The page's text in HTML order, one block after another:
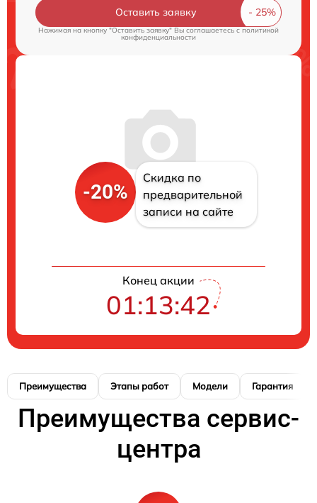
Оставить заявку
Нажимая на кнопку "Оставить заявку" Вы соглашаетесь cполитикой
конфиденциальности
-20%
Скидка по
предварительной
записи на сайте
Конец акции
01:13:41
Преимущества Этапы работ Модели Гарантия
Преимущества сервис-
центра